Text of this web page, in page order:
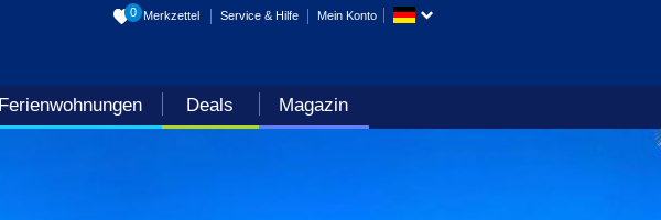
Ferienwohnungen Deals Magazin
0 Merkzettel Service & Hilfe Mein Konto